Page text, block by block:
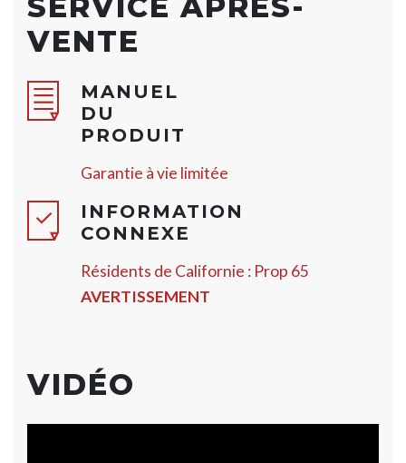
VENTE
MANUEL
DU
PRODUIT
Garantie à vie limitée
INFORMATION
CONNEXE
Résidents de Californie : Prop 65
AVERTISSEMENT
VIDÉO